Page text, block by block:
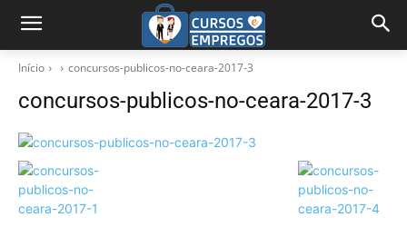
Início concursos-publicos-no-ceara-2017-3
concursos-publicos-no-ceara-2017-3